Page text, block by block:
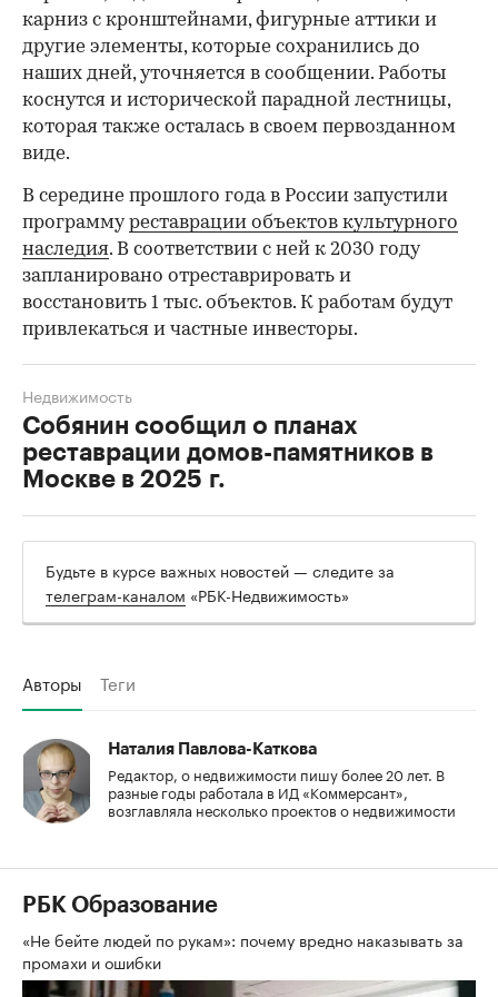
карниз с кронштейнами, фигурные аттики и
другие элементы, которые сохранились до
наших дней, уточняется в сообщении. Работы
коснутся и исторической парадной лестницы,
которая также осталась в своем первозданном
виде.
В середине прошлого года в России запустили
программуреставрации объектов культурного
наследия. В соответствии с ней к 2030 году
запланировано отреставрировать и
восстановить 1 тыс. объектов. К работам будут
привлекаться и частные инвесторы.
Собянин сообщил о планах
реставрации домов-памятников в
Москве в 2025 г.
Недвижимость
Будьте в курсе важных новостей — следите за
телеграм-каналом «РБК-Недвижимость»
Авторы Теги
Наталия Павлова-Каткова
Редактор, о недвижимости пишу более 20 лет. В
разные годы работала в ИД «Коммерсант»,
возглавляла несколько проектов о недвижимости
РБК Образование
«Не бейте людей по рукам»: почему вредно наказывать за
промахи и ошибки